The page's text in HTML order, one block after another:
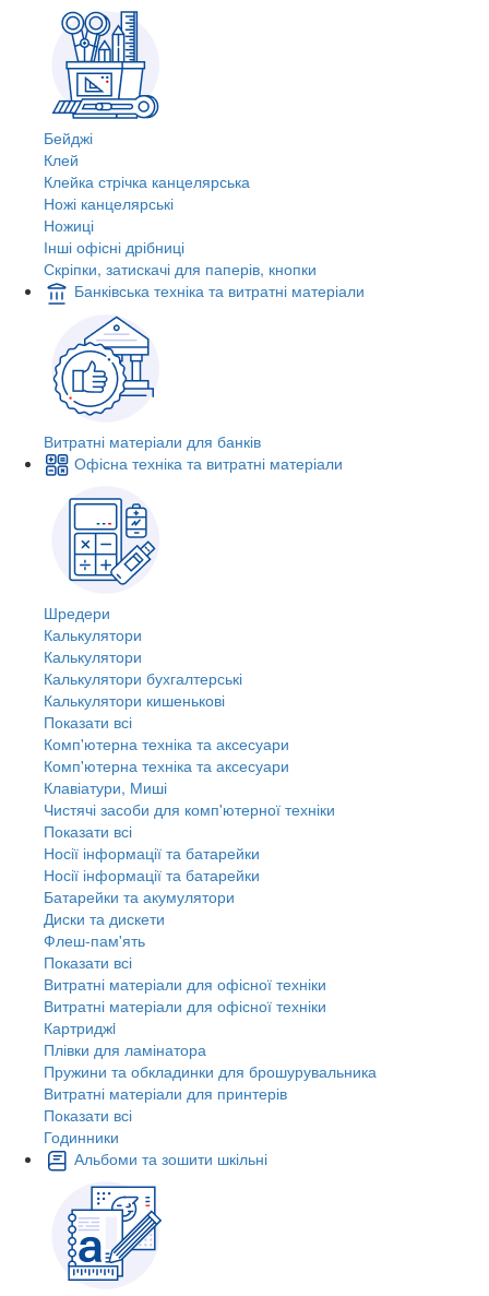
Бейджі
Клей
Клейка стрічка канцелярська
Ножі канцелярські
Ножиці
Інші офісні дрібниці
Скріпки, затискачі для паперів, кнопки
Банківська техніка та витратні матеріали
Витратні матеріали для банків
Офісна техніка та витратні матеріали
Шредери
Калькулятори
Калькулятори
Калькулятори бухгалтерські
Калькулятори кишенькові
Показати всі
Комп'ютерна техніка та аксесуари
Комп'ютерна техніка та аксесуари
Клавіатури, Миші
Чистячі засоби для комп'ютерної техніки
Показати всі
Носії інформації та батарейки
Носії інформації та батарейки
Батарейки та акумулятори
Диски та дискети
Флеш-пам'ять
Показати всі
Витратні матеріали для офісної техніки
Витратні матеріали для офісної техніки
Картриджi
Плівки для ламінатора
Пружини та обкладинки для брошурувальника
Витратні матеріали для принтерів
Показати всі
Годинники
Альбоми та зошити шкільні